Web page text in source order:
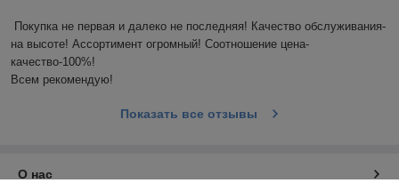
Покупка не первая и далеко не последняя! Качество обслуживания-
на высоте! Ассортимент огромный! Соотношение цена-
качество-100%!
Всем рекомендую!
Показать все отзывы
О нас